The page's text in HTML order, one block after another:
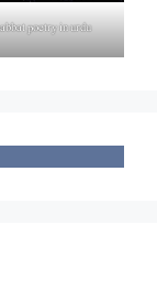
poetry in urdu